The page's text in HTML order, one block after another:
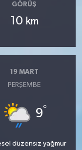
GÖRÜŞ
10 km
19 MART
PERŞEMBE
9°
düzensiz yağmur